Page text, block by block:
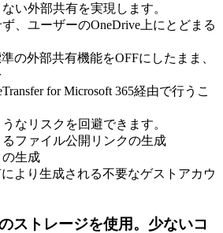
い外部共有を実現します。
、ユーザーのOneDrive上にとどまる
の外部共有機能をOFFにしたまま、
for Microsoft 365経由で行うこ
なリスクを回避できます。
るファイル公開リンクの生成
の生成
により生成される不要なゲストアカウ
ストレージを使用。少ないコ